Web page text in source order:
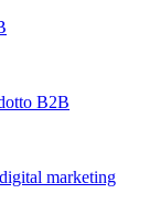
B2B
marketing